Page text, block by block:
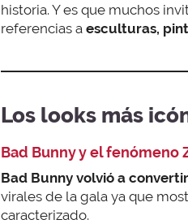
historia. Y es que muchos
referencias a esculturas,
Los looks más
Bad Bunny y el fenómeno
Bad Bunny volvió a
virales de la gala ya que
caracterizado.